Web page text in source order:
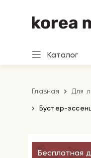
Каталог
Главная Для
Бустер-
Бесплатная